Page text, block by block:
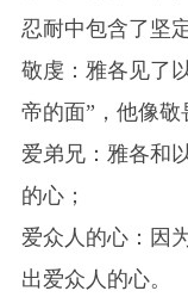
忍耐中包含了坚
敬虔：雅各见了
帝的面”，他像敬
爱弟兄：雅各和
的心；
爱众人的心：因
出爱众人的心。